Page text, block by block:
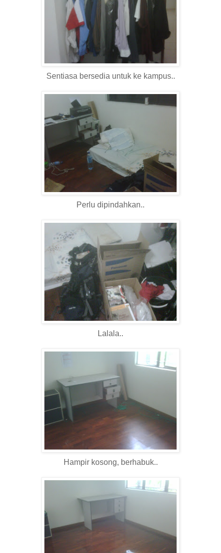
Sentiasa bersedia untuk ke kampus..
Perlu dipindahkan..
Lalala..
Hampir kosong, berhabuk..